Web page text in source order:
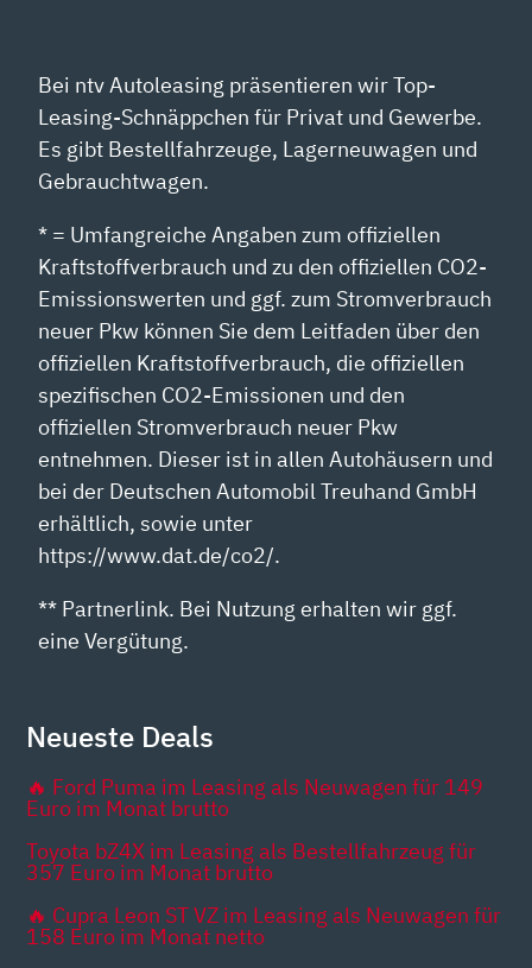
Bei ntv Autoleasing präsentieren wir Top-
Leasing-Schnäppchen für Privat und Gewerbe.
Es gibt Bestellfahrzeuge, Lagerneuwagen und
Gebrauchtwagen.
* = Umfangreiche Angaben zum offiziellen
Kraftstoffverbrauch und zu den offiziellen CO2-
Emissionswerten und ggf. zum Stromverbrauch
neuer Pkw können Sie dem Leitfaden über den
offiziellen Kraftstoffverbrauch, die offiziellen
spezifischen CO2-Emissionen und den
offiziellen Stromverbrauch neuer Pkw
entnehmen. Dieser ist in allen Autohäusern und
bei der Deutschen Automobil Treuhand GmbH
erhältlich, sowie unter
https://www.dat.de/co2/.
** Partnerlink. Bei Nutzung erhalten wir ggf.
eine Vergütung.
Neueste Deals
🔥 Ford Puma im Leasing als Neuwagen für 149
Euro im Monat brutto
Toyota bZ4X im Leasing als Bestellfahrzeug für
357 Euro im Monat brutto
🔥 Cupra Leon ST VZ im Leasing als Neuwagen für
158 Euro im Monat netto